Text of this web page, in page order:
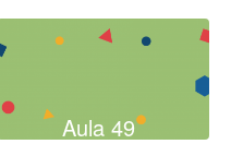
Aula 49